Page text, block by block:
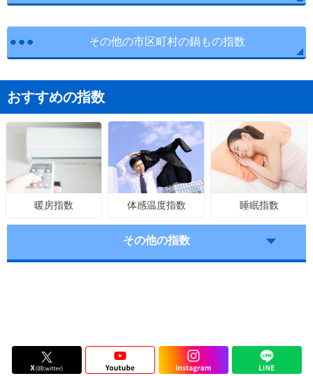
その他の市区町村の鍋もの指数
おすすめの指数
暖房指数 体感温度指数 睡眠指数
その他の指数